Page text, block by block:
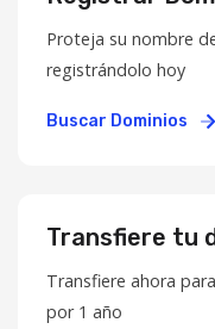
Proteja su nombre
registrándolo hoy
Buscar Dominios
Transfiere tu
Transfiere ahora
por 1 año